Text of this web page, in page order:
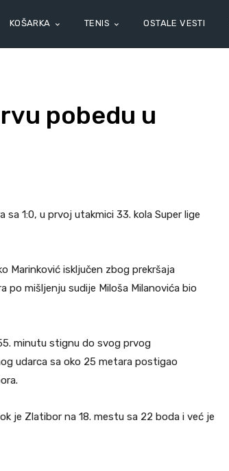
KOŠARKA TENIS OSTALE VESTI
pobedu u
1:0, u prvoj utakmici 33. kola Super lige
Marinković isključen zbog prekršaja
po mišljenju sudije Miloša Milanovića bio
minutu stignu do svog prvog
udarca sa oko 25 metara postigao
je Zlatibor na 18. mestu sa 22 boda i već je